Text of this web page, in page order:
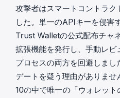
攻撃者はスマートコントラ
した。単一のAPIキーを侵害
Trust Walletの公式配布チャ
拡張機能を発行し、手動レビ
プロセスの両方を回避しま
デートを疑う理由がありま
10の中で唯一の「ウォレッ